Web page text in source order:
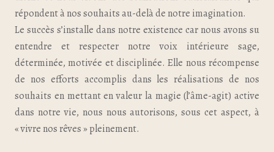
répondent à nos souhaits au-delà de notre imagination.
Le succès s’installe dans notre existence car nous avons su
entendre et respecter notre voix intérieure sage,
déterminée, motivée et disciplinée. Elle nous récompense
de nos efforts accomplis dans les réalisations de nos
souhaits en mettant en valeur la magie (l’âme-agit) active
dans notre vie, nous nous autorisons, sous cet aspect, à
« vivre nos rêves » pleinement.